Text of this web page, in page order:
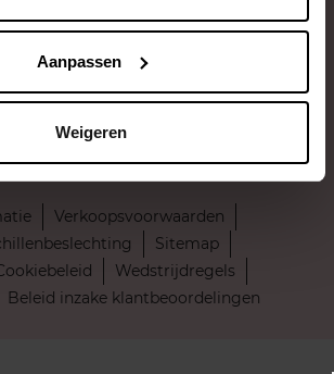
Aanpassen
Weigeren
Verkoopsvoorwaarden
Sitemap
Wedstrijdregels
Beleid inzake klantbeoordelingen